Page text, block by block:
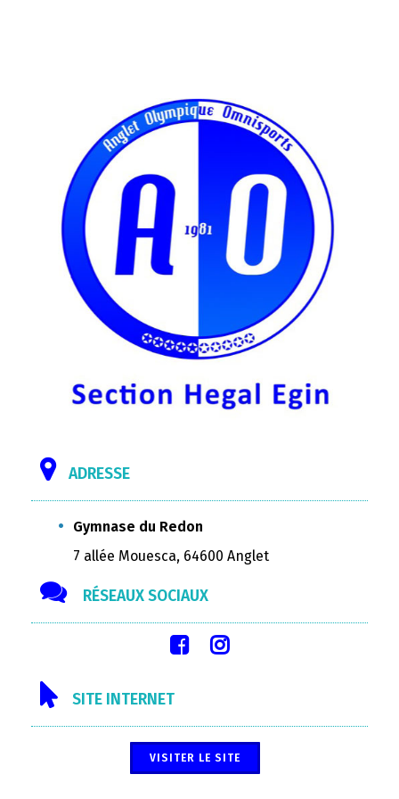
ADRESSE
Gymnase du Redon
7 allée Mouesca, 64600 Anglet
RÉSEAUX SOCIAUX
SITE INTERNET
VISITER LE SITE